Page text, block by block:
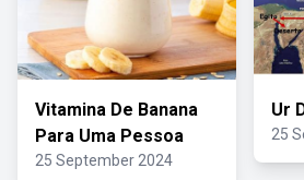
Vitamina De Banana
Para Uma Pessoa
25 September 2024
Ur
25